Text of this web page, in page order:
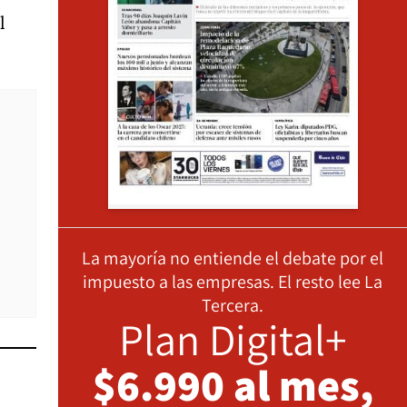
La mayoría no entiende el debate por el
impuesto a las empresas. El resto lee La
Tercera.
Plan Digital+
$6.990 al mes,